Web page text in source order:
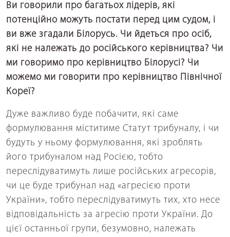
Ви говорили про багатьох лідерів, які
потенційно можуть постати перед цим судом, і
ви вже згадали Білорусь. Чи йдеться про осіб,
які не належать до російського керівництва? Чи
ми говоримо про керівництво Білорусі? Чи
можемо ми говорити про керівництво Північної
Кореї?
Дуже важливо буде побачити, які саме
формулювання міститиме Статут трибуналу, і чи
будуть у ньому формулювання, які зроблять
його трибуналом над Росією, тобто
переслідуватимуть лише російських агресорів,
чи це буде трибунал над «агресією проти
України», тобто переслідуватимуть тих, хто несе
відповідальність за агресію проти України. До
цієї останньої групи, безумовно, належать